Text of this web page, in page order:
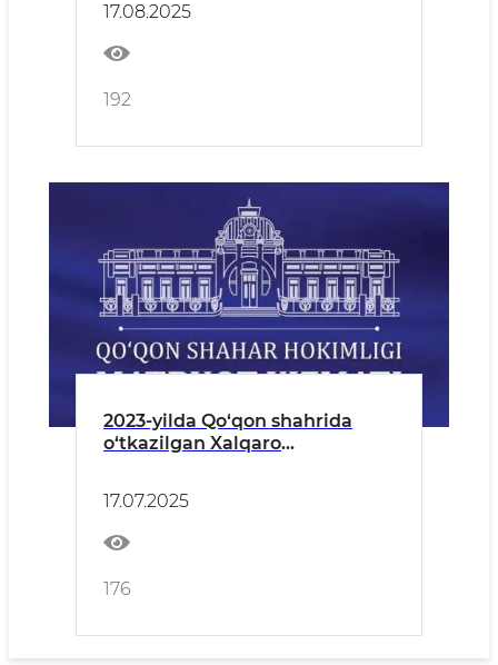
yuzasidan tarqatilayotgan
asossiz “feyk” xabarlar
yuzasidan
17.08.2025
192
2023-yilda Qo‘qon shahrida
o‘tkazilgan Xalqaro
17.07.2025
176